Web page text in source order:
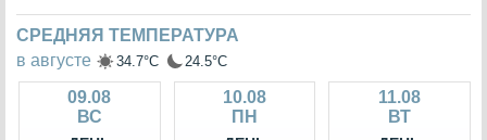
СРЕДНЯЯ ТЕМПЕРАТУРА
в августе
34.7°C 24.5°C
09.08
ВС
10.08
ПН
11.08
ВТ